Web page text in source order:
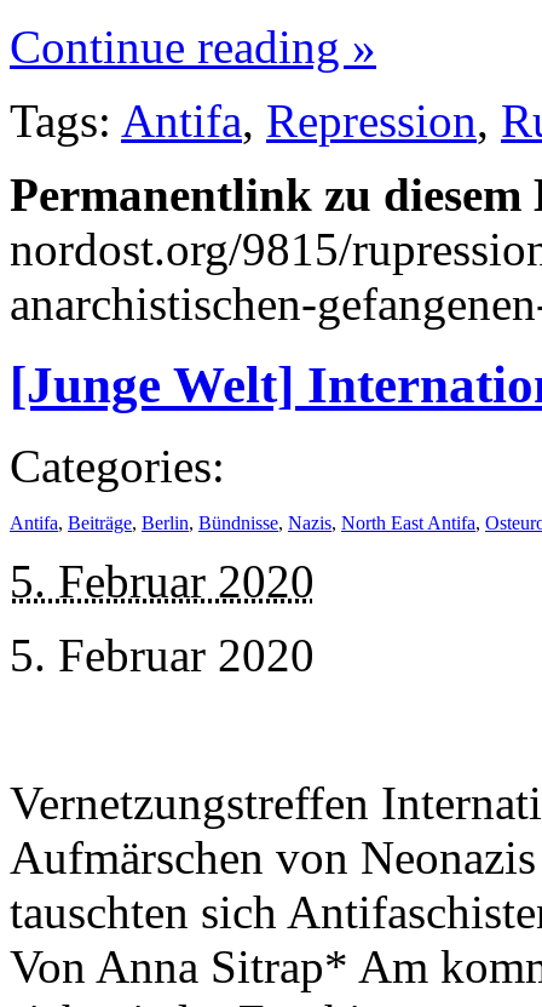
Continue reading »
Tags: Antifa, Repression,
Permanentlink zu
nordost.org/9815/
anarchistischen-
[Junge Welt]
Categories:
Antifa, Beiträge, Berlin, Bündnisse, Nazis, North East Antifa,
5. Februar 2020
5. Februar 2020
Vernetzungstreffen
Aufmärschen von
tauschten sich
Von Anna Sitrap* Am